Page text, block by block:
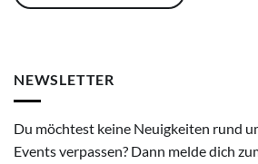
NEWSLETTER
Du möchtest keine Neuigkeiten rund
Events verpassen? Dann melde dich